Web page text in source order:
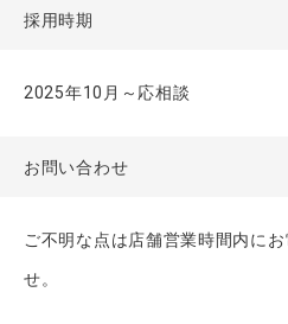
採用時期
2025年10月～応相談
お問い合わせ
ご不明な点は店舗営業時間内に
せ。